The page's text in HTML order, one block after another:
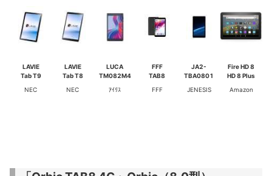
LAVIE
Tab T9
NEC
LAVIE
Tab T8
NEC
LUCA
TM082M4
ｱｲﾘｽ
FFF
TAB8
FFF
JA2-
TBA0801
JENESIS
Fire HD 8
HD 8 Plus
Amazon